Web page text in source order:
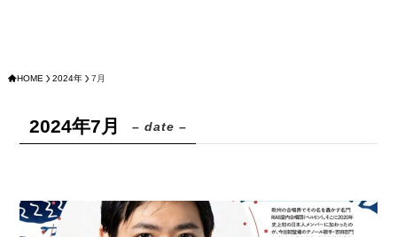
HOME 2024年 7月
2024年7月 – date –